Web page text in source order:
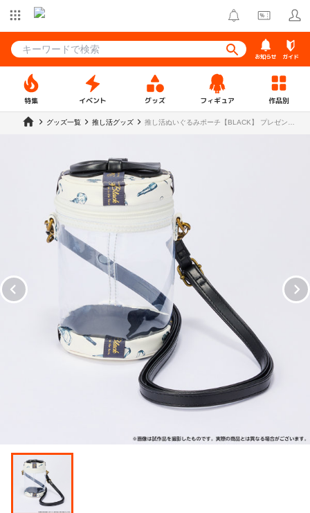
お知らせ ガイド
特集 イベント グッズ フィギュア 作品別
グッズ一覧 推し活グッズ
推し活ぬいぐるみポーチ【BLACK】 プレゼント